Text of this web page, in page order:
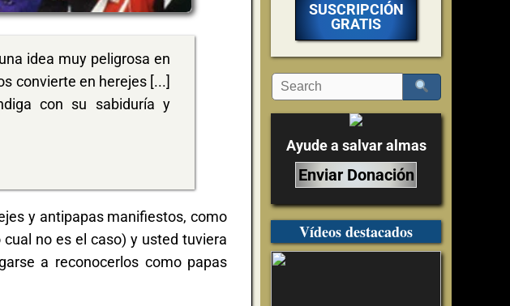
idea muy peligrosa en
convierte en herejes [...]
con su sabiduría y
y antipapas manifiestos, como
no es el caso) y usted tuviera
a reconocerlos como papas
SUSCRIPCIÓN
GRATIS
Ayude a salvar almas
Enviar Donación
Vídeos destacados